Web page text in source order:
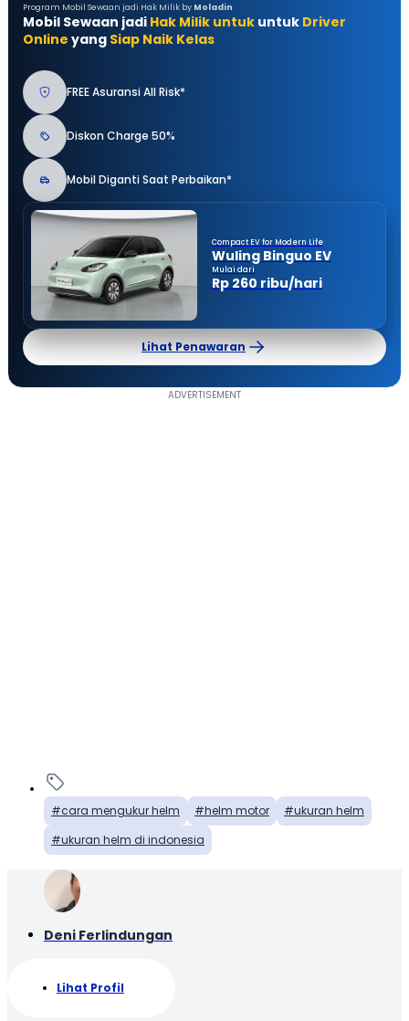
Program Mobil Sewaan jadi Hak Milik by Moladin
Mobil Sewaan jadi Hak Milik untuk untuk Driver
Online yang Siap Naik Kelas
FREE Asuransi All Risk*
Diskon Charge 50%
Mobil Diganti Saat Perbaikan*
Compact EV for Modern Life
Wuling Binguo EV
Mulai dari
Rp 260 ribu/hari
Lihat Penawaran
cara mengukur helm helm motor
ukuran helm
ukuran helm di indonesia
Deni Ferlindungan
Lihat Profil